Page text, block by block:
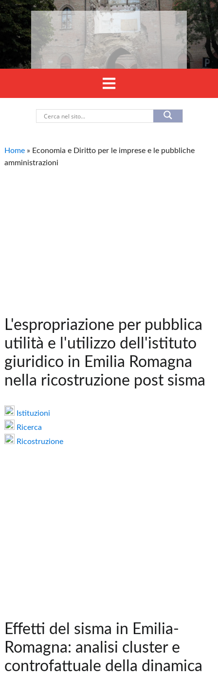
Home » Economia e Diritto per le imprese e le pubbliche
amministrazioni
L'espropriazione per pubblica
utilità e l'utilizzo dell'istituto
giuridico in Emilia Romagna
nella ricostruzione post sisma
Istituzioni
Ricerca
Ricostruzione
Effetti del sisma in Emilia-
Romagna: analisi cluster e
controfattuale della dinamica